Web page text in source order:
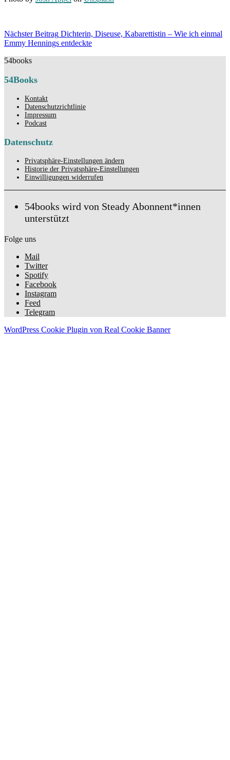
Beitragsnavigation
Nächster Beitrag Dichterin, Diseuse, Kabarettistin – Wie ich einmal
Emmy Hennings entdeckteNächster
54books
54Books
Kontakt
Datenschutzrichtlinie
Impressum
Podcast
Datenschutz
Privatsphäre-Einstellungen ändern
Historie der Privatsphäre-Einstellungen
Einwilligungen widerrufen
54books wird von Steady Abonnent*innen
unterstützt
Folge uns
Mail
Twitter
Spotify
Facebook
Instagram
Feed
Telegram
WordPress Cookie Plugin von Real Cookie Banner